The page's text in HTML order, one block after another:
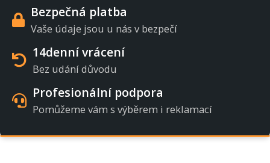
Bezpečná platba
Vaše údaje jsou u nás v bezpečí
14denní vrácení
Bez udání důvodu
Profesionální podpora
Pomůžeme vám s výběrem i reklamací